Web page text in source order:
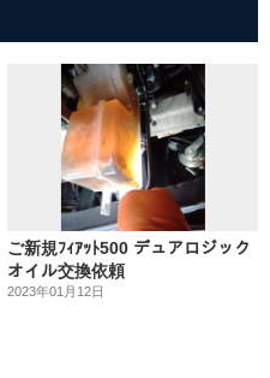
ご新規ﾌｨｱｯﾄ500 デュアロジック
オイル交換依頼
2023年01月12日